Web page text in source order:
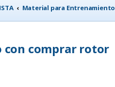
Material para Entrenamiento
con comprar rotor